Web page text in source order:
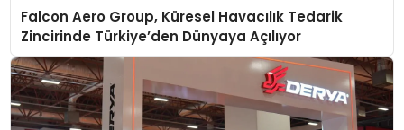
Falcon Aero Group, Küresel Havacılık Tedarik
Zincirinde Türkiye’den Dünyaya Açılıyor